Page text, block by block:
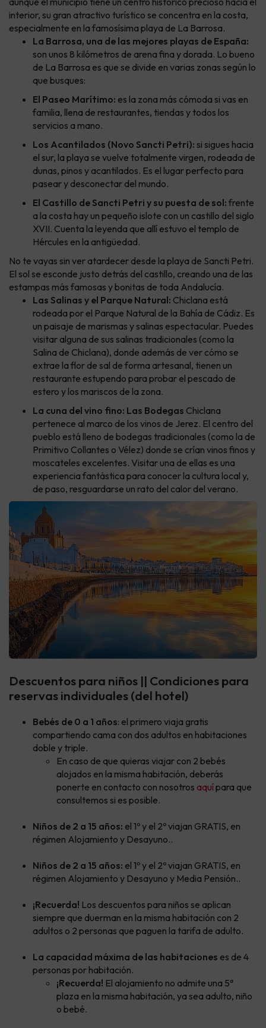
interior, su gran atractivo turístico se concentra en la costa,
especialmente en la famosísima playa de La Barrosa.
La Barrosa, una de las mejores playas de España:
son unos 8 kilómetros de arena fina y dorada. Lo bueno
de La Barrosa es que se divide en varias zonas según lo
que busques:
El Paseo Marítimo: es la zona más cómoda si vas en
familia, llena de restaurantes, tiendas y todos los
servicios a mano.
Los Acantilados (Novo Sancti Petri): si sigues hacia
el sur, la playa se vuelve totalmente virgen, rodeada de
dunas, pinos y acantilados. Es el lugar perfecto para
pasear y desconectar del mundo.
El Castillo de Sancti Petri y su puesta de sol: frente
a la costa hay un pequeño islote con un castillo del siglo
XVII. Cuenta la leyenda que allí estuvo el templo de
Hércules en la antigüedad.
No te vayas sin ver atardecer desde la playa de Sancti Petri.
El sol se esconde justo detrás del castillo, creando una de las
estampas más famosas y bonitas de toda Andalucía.
Las Salinas y el Parque Natural: Chiclana está
rodeada por el Parque Natural de la Bahía de Cádiz. Es
un paisaje de marismas y salinas espectacular. Puedes
visitar alguna de sus salinas tradicionales (como la
Salina de Chiclana), donde además de ver cómo se
extrae la flor de sal de forma artesanal, tienen un
restaurante estupendo para probar el pescado de
estero y los mariscos de la zona.
La cuna del vino fino: Las Bodegas Chiclana
pertenece al marco de los vinos de Jerez. El centro del
pueblo está lleno de bodegas tradicionales (como la de
Primitivo Collantes o Vélez) donde se crían vinos finos y
moscateles excelentes. Visitar una de ellas es una
experiencia fantástica para conocer la cultura local y,
de paso, resguardarse un rato del calor del verano.
Descuentos para niños || Condiciones para
reservas individuales (del hotel)
Bebés de 0 a 1 años: el primero viaja gratis
compartiendo cama con dos adultos en habitaciones
doble y triple.
En caso de que quieras viajar con 2 bebés
alojados en la misma habitación, deberás
ponerte en contacto con nosotros aquípara que
consultemos si es posible.
Niños de 2 a 15 años: el 1º y el 2º viajan GRATIS, en
régimen Alojamiento y Desayuno..
Niños de 2 a 15 años: el 1º y el 2º viajan GRATIS, en
régimen Alojamiento y Desayuno y Media Pensión..
¡Recuerda! Los descuentos para niños se aplican
siempre que duerman en la misma habitación con 2
adultos o 2 personas que paguen la tarifa de adulto.
La capacidad máxima de las habitaciones es de 4
personas por habitación.
¡Recuerda! El alojamiento no admite una 5ª
plaza en la misma habitación, ya sea adulto, niño
o bebé.